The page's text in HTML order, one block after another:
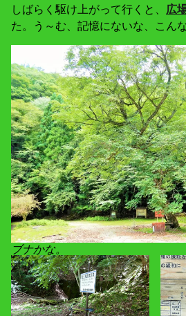
しばらく駆け上がって行くと、 広
た。う～む、記憶にないな、こんな
ブナかな。